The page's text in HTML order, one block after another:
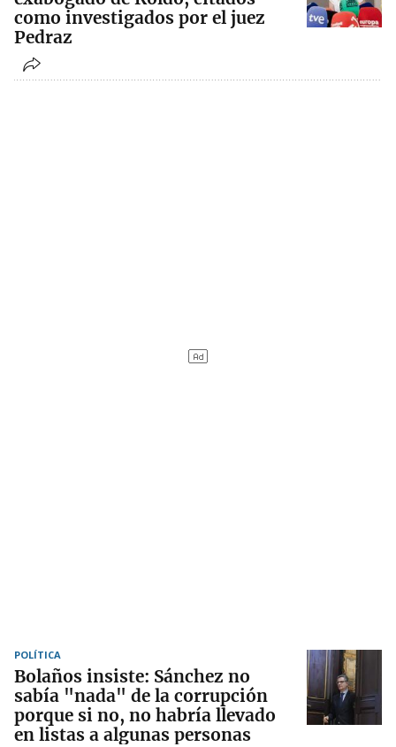
como investigados por el juez
Pedraz
POLÍTICA
Bolaños insiste: Sánchez no
sabía "nada" de la corrupción
porque si no, no habría llevado
en listas a algunas personas